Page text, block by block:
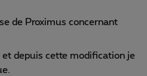
de Proximus concernant
et depuis cette modification je